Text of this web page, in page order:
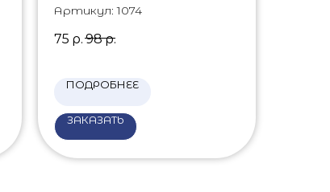
Артикул:1074
75 р. 98 р.
ПОДРОБНЕЕ
ЗАКАЗАТЬ